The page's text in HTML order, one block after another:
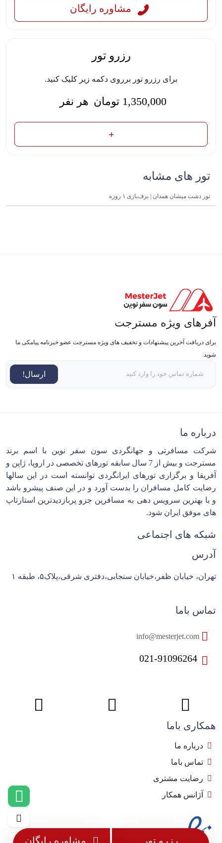
مشاوره رایگان
رزرو تور
برای رزرو تور برروی دکمه زیر کلیک کنید.
1,350,000 تومان هر نفر
تور های مشابه
تور دشت میشان همدان | برف‌بازی ۱ روزه
رزرو تور مشاوره رایگان
آفرهای ویژه مسترجت
برای دریافت آخرین پیشنهادات و تخفیف های ویژه مسترجت عضو خبرنامه پیامکی ما
شوید.
ارسال!
درباره ما
شرکت مسافرتی و جهانگردی سون سفر نوین با اسم برند
مسترجت و بیش از 7 سال سابقه تورهای تخصصی در اروپا، ژاپن و
آفریقا و برگزاری تورهای ایرانگردی توانسته است در این سالها
رضایت کامل مسافران را بدست آورد و در این صنف پیشرو باشد
و با بهترین سرویس دهی به مسافرین جزو پربازدیدترین استارتاپ
های موفق ایران شود.
شبکه های اجتماعی
آدرس
تهران، خیابان ظفر،خیابان سنجابی،دفتری شرقی،پلاک۵، طبقه ۱
تماس باما
021-91096264
همکاری باما
درباره ما
تماس باما
رضایت مشتری
آژانس همکار